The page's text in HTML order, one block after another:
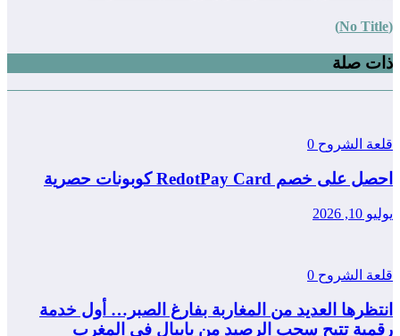
(No Title)
ذات صلة
قلعة الشروح 0
احصل على خصم RedotPay Card كوبونات حصرية
يوليو 10, 2026
قلعة الشروح 0
انتظرها العديد من المغاربة بفارغ الصبر… أول خدمة
رقمية تتيح سحب الرصيد من بايبال في المغرب